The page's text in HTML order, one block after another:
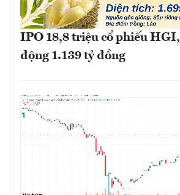
IPO 18,8 triệu cổ phiếu
động 1.139 tỷ đồng